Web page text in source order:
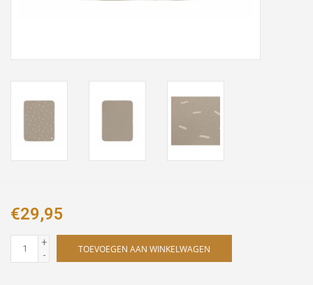
€29,95
+
-
TOEVOEGEN AAN WINKELWAGEN